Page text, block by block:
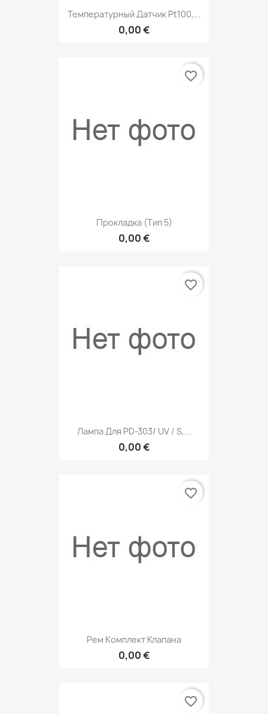
Температурный Датчик Pt100,...
0,00 €
Прокладка (тип 5)
0,00 €
favorite_border
Лампа Для PD-303/ UV / S,...
0,00 €
favorite_border
Рем Комплект Клапана
0,00 €
favorite_border
favorite_border